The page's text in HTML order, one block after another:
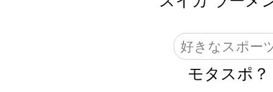
好きなスポー
モタスポ？